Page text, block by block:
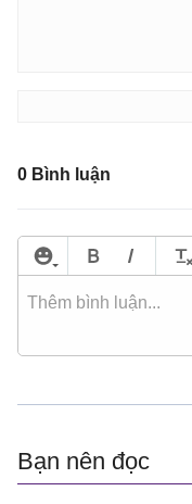
0 Bình luận
Bạn nên đọc